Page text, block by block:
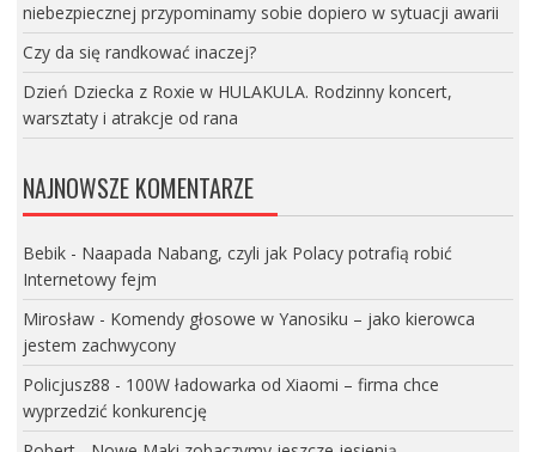
niebezpiecznej przypominamy sobie dopiero w sytuacji awarii
Czy da się randkować inaczej?
Dzień Dziecka z Roxie w HULAKULA. Rodzinny koncert,
warsztaty i atrakcje od rana
NAJNOWSZE KOMENTARZE
Bebik- Naapada Nabang, czyli jak Polacy potrafią robić
Internetowy fejm
Mirosław- Komendy głosowe w Yanosiku – jako kierowca
jestem zachwycony
Policjusz88 - 100W ładowarka od Xiaomi – firma chce
wyprzedzić konkurencję